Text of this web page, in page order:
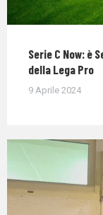
Serie C Now: è
della Lega Pro
9 Aprile 2024